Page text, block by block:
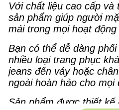
Với chất liệu cao cấp và
sản phẩm giúp người
mái trong mọi hoạt động
Bạn có thể dễ dàng
nhiều loại trang phục
jeans đến váy hoặc
ngoài hoàn hảo cho mọi
Sản phẩm được thiết kế